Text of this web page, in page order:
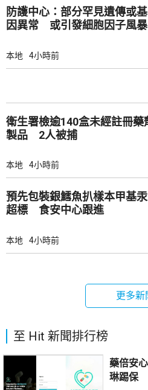
防護中心：部分罕見遺傳或基
因異常 或引發細胞因子風暴
本地 4小時前
衛生署檢逾140盒未經註冊藥
製品 2人被捕
本地 4小時前
預先包裝銀鱈魚扒樣本甲基汞
超標 食安中心跟進
本地 4小時前
更多新
至 Hit 新聞排行榜
藥倍安
琳踢保